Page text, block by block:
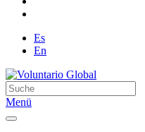
Es
En
Menü